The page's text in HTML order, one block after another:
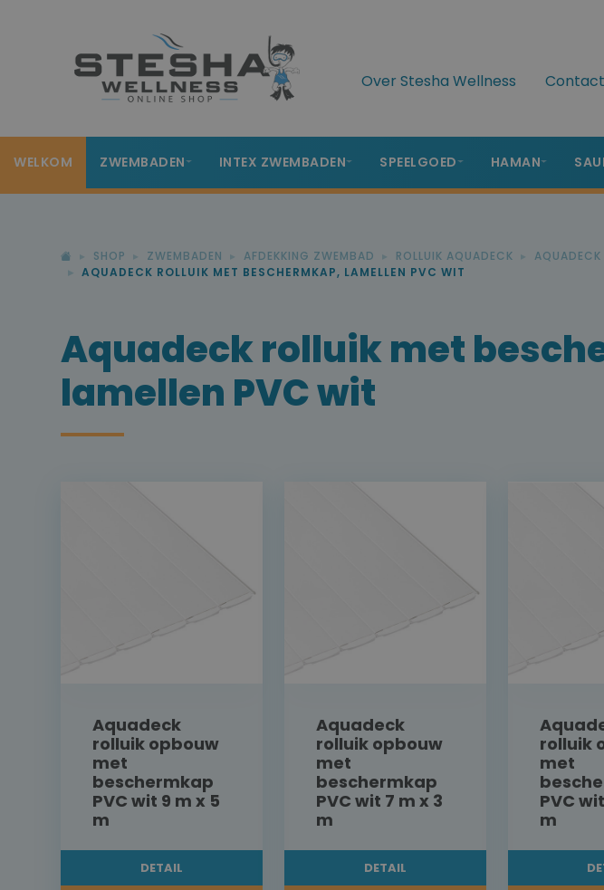
Over Stesha Wellness Contact
WELKOM ZWEMBADEN INTEX ZWEMBADEN SPEELGOED HAMAN
SHOP ZWEMBADEN AFDEKKING ZWEMBAD ROLLUIK AQUADECK
AQUADECK
AQUADECK ROLLUIK MET BESCHERMKAP, LAMELLEN PVC WIT
Aquadeck rolluik met
lamellen PVC wit
Aquadeck
rolluik opbouw
met
beschermkap
PVC wit 9 m x 5
m
DETAIL
Aquadeck
rolluik opbouw
met
beschermkap
PVC wit 7 m x 3
m
DETAIL
rolluik
met
PVC
m